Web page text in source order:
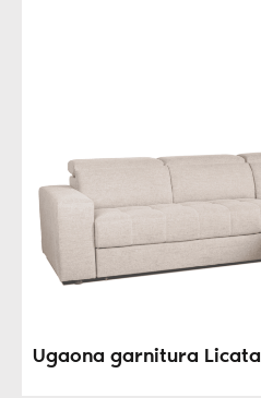
Ugaona garnitura Licata